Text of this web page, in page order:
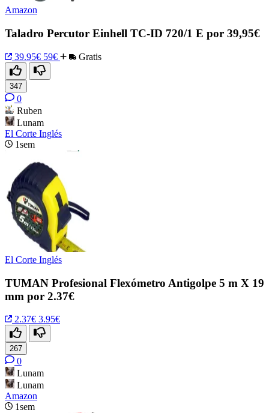
Amazon
Taladro Percutor Einhell TC-ID 720/1 E por 39,95€
39.95€ 59€ Gratis
347
0
Ruben
Lunam
El Corte Inglés
1sem
El Corte Inglés
TUMAN Profesional Flexómetro Antigolpe 5 m X 19
mm por 2.37€
2.37€ 3.95€
267
0
Lunam
Lunam
Amazon
1sem